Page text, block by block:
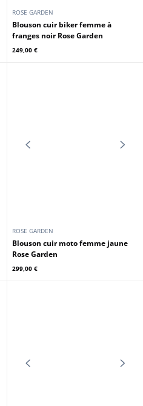
GIPSY
Blouson cuir femme capuche
cognac Gipsy
ROSE GARDEN
Blouson cuir biker femme à
franges noir Rose Garden